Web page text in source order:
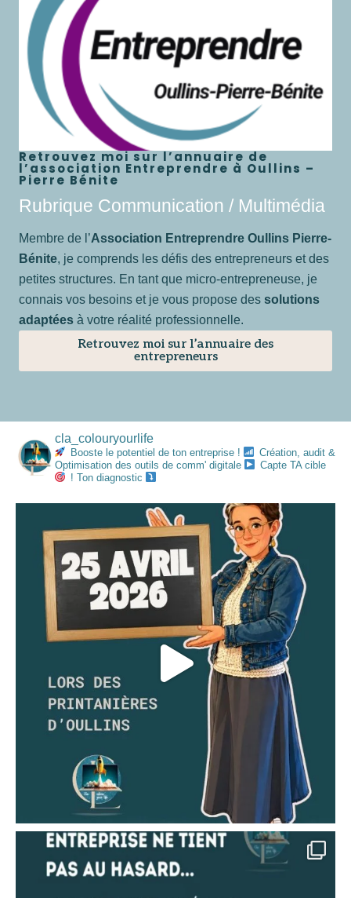
Retrouvez moi sur l’annuaire de
l’association Entreprendre à Oullins –
Pierre Bénite
Rubrique Communication / Multimédia
Membre de l’Association Entreprendre Oullins Pierre-
Bénite, je comprends les défis des entrepreneurs et des
petites structures. En tant que micro-entrepreneuse, je
connais vos besoins et je vous propose des solutions
adaptées à votre réalité professionnelle.
Retrouvez moi sur l’annuaire des
entrepreneurs
cla_colouryourlife
Booste le potentiel de ton entreprise !
Création, audit &
Optimisation des outils de comm' digitale
Capte TA cible
! Ton diagnostic